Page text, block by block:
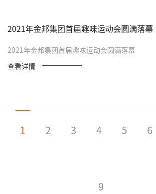
2021年金邦集团首届趣味运动会圆满落幕
2021年金邦集团首届趣味运动会圆满落幕
查看详情
1 2 3 4 5 6
9